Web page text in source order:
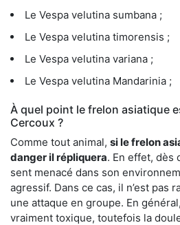
Le Vespa velutina sumbana ;
Le Vespa velutina timorensis ;
Le Vespa velutina variana ;
Le Vespa velutina Mandarinia ;
À quel point le frelon asiatique
Cercoux ?
Comme tout animal, si le frelon
danger il répliquera. En effet, dès
sent menacé dans son
agressif. Dans ce cas, il n’est pas
une attaque en groupe. En
vraiment toxique, toutefois la